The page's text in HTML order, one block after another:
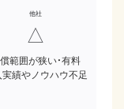
△
範囲が狭い・有料
績やノウハウ不足